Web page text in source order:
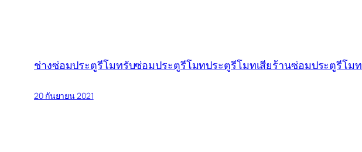
ช่างซ่อมประตูรีโมทรับซ่อมประตูรีโมทประตูรีโมทเสียร้านซ่อมประตูรีโมท
20 กันยายน 2021